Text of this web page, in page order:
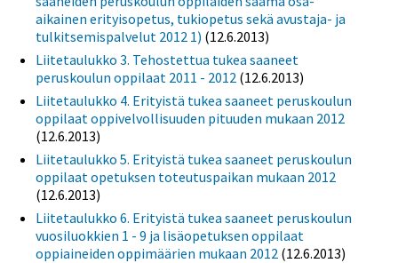
aikainen erityisopetus, tukiopetus sekä avustaja- ja
tulkitsemispalvelut 2012 1) (12.6.2013)
Liitetaulukko 3. Tehostettua tukea saaneet
peruskoulun oppilaat 2011 - 2012 (12.6.2013)
Liitetaulukko 4. Erityistä tukea saaneet peruskoulun
oppilaat oppivelvollisuuden pituuden mukaan 2012
(12.6.2013)
Liitetaulukko 5. Erityistä tukea saaneet peruskoulun
oppilaat opetuksen toteutuspaikan mukaan 2012
(12.6.2013)
Liitetaulukko 6. Erityistä tukea saaneet peruskoulun
vuosiluokkien 1 - 9 ja lisäopetuksen oppilaat
oppiaineiden oppimäärien mukaan 2012 (12.6.2013)